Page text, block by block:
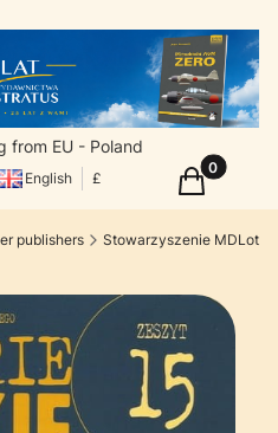
from EU - Poland
English £ Products
Cart
publishers Stowarzyszenie MDLot